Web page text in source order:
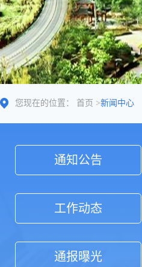
您现在的位置： 首页 >新闻中心
通知公告
工作动态
通报曝光